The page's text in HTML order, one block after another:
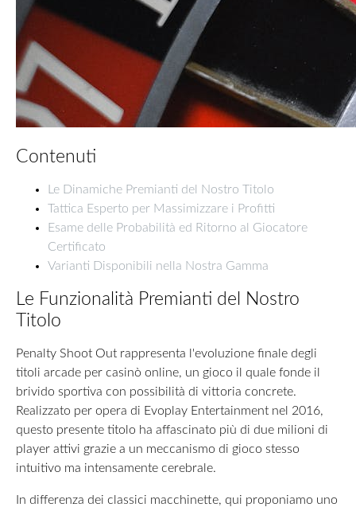
Contenuti
Le Dinamiche Premianti del Nostro Titolo
Tattica Esperto per Massimizzare i Profitti
Esame delle Probabilità ed Ritorno al Giocatore
Certificato
Varianti Disponibili nella Nostra Gamma
Le Funzionalità Premianti del Nostro
Titolo
Penalty Shoot Out rappresenta l'evoluzione finale degli
titoli arcade per casinò online, un gioco il quale fonde il
brivido sportiva con possibilità di vittoria concrete.
Realizzato per opera di Evoplay Entertainment nel 2016,
questo presente titolo ha affascinato più di due milioni di
player attivi grazie a un meccanismo di gioco stesso
intuitivo ma intensamente cerebrale.
In differenza dei classici macchinette, qui proponiamo uno